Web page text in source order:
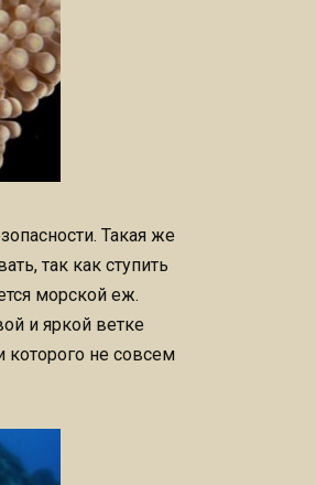
Такая же
так как ступить
морской еж.
и яркой ветке
которого не совсем